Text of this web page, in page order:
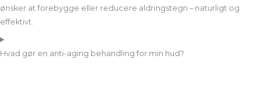
ønsker at forebygge eller reducere aldringstegn – naturligt og
effektivt.
Hvad gør en anti-aging behandling for min hud?